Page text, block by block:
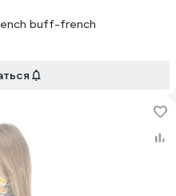
buff-french